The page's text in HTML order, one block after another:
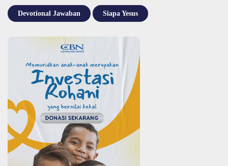
Devotional Jawaban Siapa Yesus